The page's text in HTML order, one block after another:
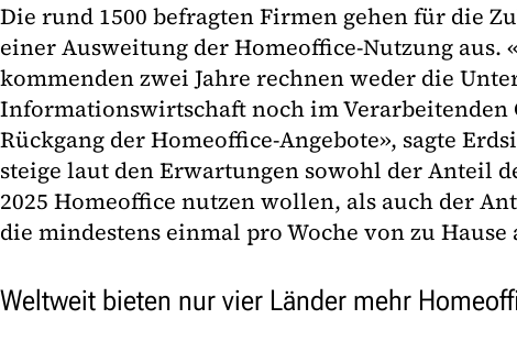
Die rund 1500 befragten Firmen gehen für die
einer Ausweitung der Homeoffice-Nutzung aus.
kommenden zwei Jahre rechnen weder die
Informationswirtschaft noch im Verarbeitenden
Rückgang der Homeoffice-Angebote», sagte
steige laut den Erwartungen sowohl der Anteil
2025 Homeoffice nutzen wollen, als auch der
die mindestens einmal pro Woche von zu
Weltweit bieten nur vier Länder mehr